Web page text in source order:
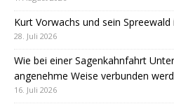
Kurt Vorwachs und sein
28. Juli 2026
Wie bei einer Sagenkahnfahrt
angenehme Weise verbunden
16. Juli 2026